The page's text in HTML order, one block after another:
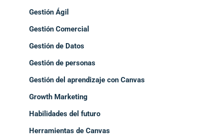
Gestión Ágil
Gestión Comercial
Gestión de Datos
Gestión de personas
Gestión del aprendizaje con Canvas
Growth Marketing
Habilidades del futuro
Herramientas de Canvas